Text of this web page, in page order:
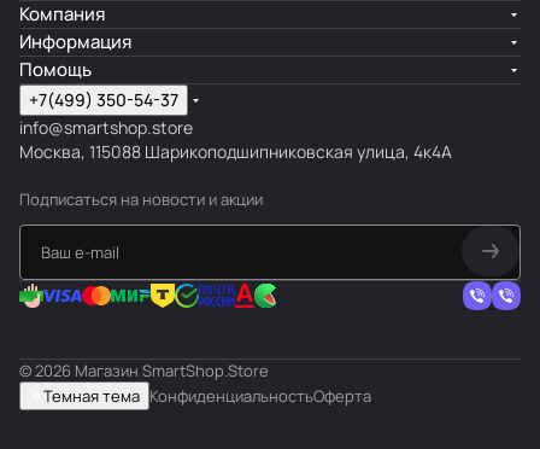
Компания
Информация
Помощь
+7(499) 350-54-37
info@smartshop.store
Москва, 115088 Шарикоподшипниковская улица, 4к4А
Подписаться на новости и акции
© 2026 Магазин SmartShop.Store
Темная тема КонфиденциальностьОферта